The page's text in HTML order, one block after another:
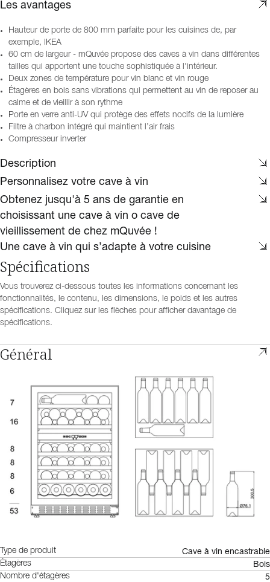
Les avantages
Hauteur de porte de 800 mm parfaite pour les cuisines de, par
exemple, IKEA
60 cm de largeur - mQuvée propose des caves à vin dans différentes
tailles qui apportent une touche sophistiquée à l'intérieur.
Deux zones de température pour vin blanc et vin rouge
Étagères en bois sans vibrations qui permettent au vin de reposer au
calme et de vieillir à son rythme
Porte en verre anti-UV qui protège des effets nocifs de la lumière
Filtre à charbon intégré qui maintient l’air frais
Compresseur inverter
Description
Personnalisez votre cave à vin
Obtenez jusqu'à 5 ans de garantie en
choisissant une cave à vin o cave de
vieillissement de chez mQuvée !
Une cave à vin qui s’adapte à votre cuisine
Spécifications
Vous trouverez ci-dessous toutes les informations concernant les
fonctionnalités, le contenu, les dimensions, le poids et les autres
spécifications. Cliquez sur les flèches pour afficher davantage de
spécifications.
Général
Type de produit Cave à vin encastrable
Étagères Bois
Nombre d'étagères 5